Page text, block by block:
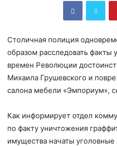
Столичная полиция
образом расследовать факты
времен Революции
Михаила Грушевского и
салона мебели «Эмпориум»,
Как информирует отдел
по факту уничтожения
имущества начаты уголовные